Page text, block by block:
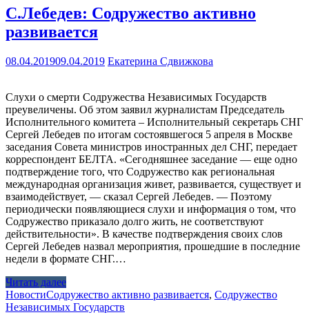
С.Лебедев: Содружество активно
развивается
08.04.201909.04.2019 Екатерина Сдвижкова
Слухи о смерти Содружества Независимых Государств
преувеличены. Об этом заявил журналистам Председатель
Исполнительного комитета – Исполнительный секретарь СНГ
Сергей Лебедев по итогам состоявшегося 5 апреля в Москве
заседания Совета министров иностранных дел СНГ, передает
корреспондент БЕЛТА. «Сегодняшнее заседание — еще одно
подтверждение того, что Содружество как региональная
международная организация живет, развивается, существует и
взаимодействует, — сказал Сергей Лебедев. — Поэтому
периодически появляющиеся слухи и информация о том, что
Содружество приказало долго жить, не соответствуют
действительности». В качестве подтверждения своих слов
Сергей Лебедев назвал мероприятия, прошедшие в последние
недели в формате СНГ.…
Читать далее
НовостиСодружество активно развивается, Содружество
Независимых Государств